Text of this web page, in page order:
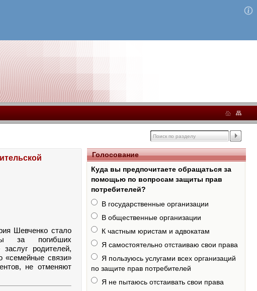
Шевченко стало
за погибших
родителей,
«семейные связи»
не отменяют
Голосование
Куда вы предпочитаете обращаться за
помощью по вопросам защиты прав
потребителей?
В государственные организации
В общественные организации
К частным юристам и адвокатам
Я самостоятельно отстаиваю свои права
Я пользуюсь услугами всех организаций
по защите прав потребителей
Я не пытаюсь отстаивать свои права